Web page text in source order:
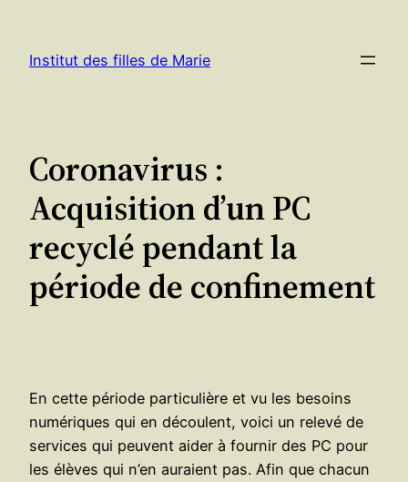
contenu
Institut des filles de Marie
Coronavirus :
Acquisition d’un PC
recyclé pendant la
période de confinement
En cette période particulière et vu les besoins
numériques qui en découlent, voici un relevé de
services qui peuvent aider à fournir des PC pour
les élèves qui n’en auraient pas. Afin que chacun